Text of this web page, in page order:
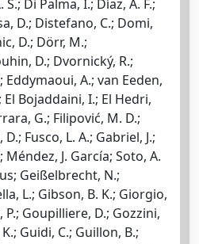
Di Palma, I.; Díaz, A. F.;
D.; Distefano, C.; Domi,
D.; Dörr, M.;
D.; Dvornický, R.;
Eddymaoui, A.; van Eeden,
El Bojaddaini, I.; El Hedri,
G.; Filipović, M. D.;
Fusco, L. A.; Gabriel, J.;
Méndez, J. García; Soto, A.
Geißelbrecht, N.;
L.; Gibson, B. K.; Giorgio,
P.; Goupilliere, D.; Gozzini,
Guidi, C.; Guillon, B.;